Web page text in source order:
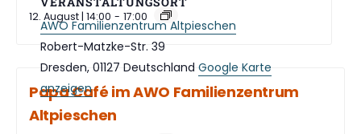
AWO Familienzentrum Altpieschen
Robert-Matzke-Str. 39
Dresden, 01127 Deutschland Google Karte
anzeigen
12. August | 14:00 - 17:00
Papa Café im AWO Familienzentrum
Altpieschen